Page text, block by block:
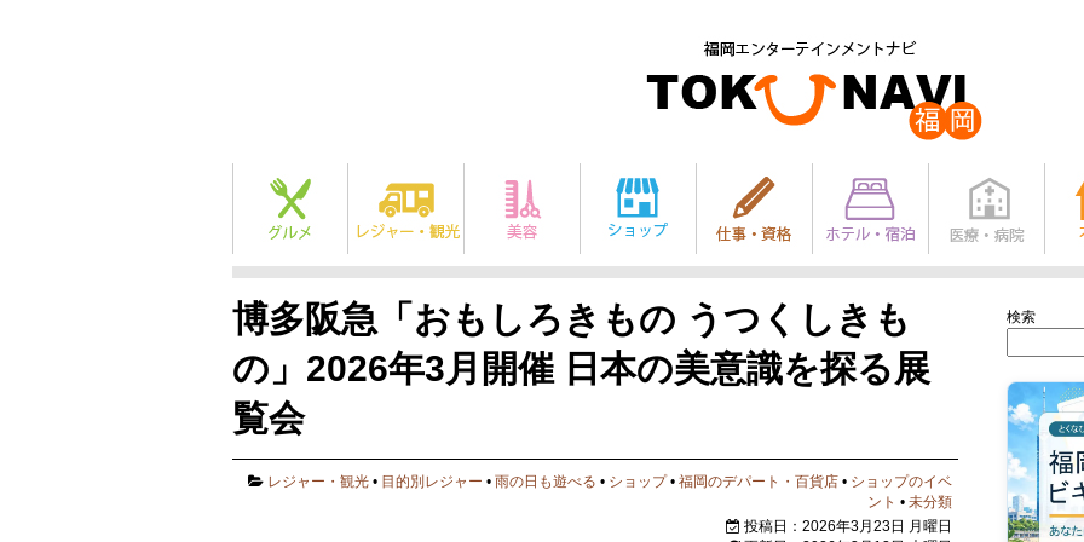
博多阪急「おもしろきもの うつくしきも
の」2026年3月開催 日本の美意識を探る展
覧会
レジャー・観光 • 目的別レジャー • 雨の日も遊べる • ショップ• 福岡のデパート・百貨店 • ショップのイベ
ント • 未分類
投稿日：2026年3月23日 月曜日
検索